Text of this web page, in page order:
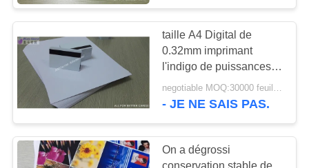
VISITE
DE
L'USINE
CONTRÔLE
DE
taille A4 Digital de
0.32mm imprimant
l'indigo de puissances
en chevaux de feuilles
de PVC à simple face
negotiable MOQ:30000 feuilles ou 2 tonnes
- JE NE SAIS PAS.
On a dégrossi
conservation stable de